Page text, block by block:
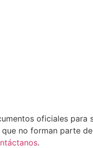
oficiales para
no forman parte
.